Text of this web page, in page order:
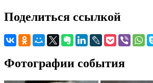
Поделиться ссылкой
Фотографии события